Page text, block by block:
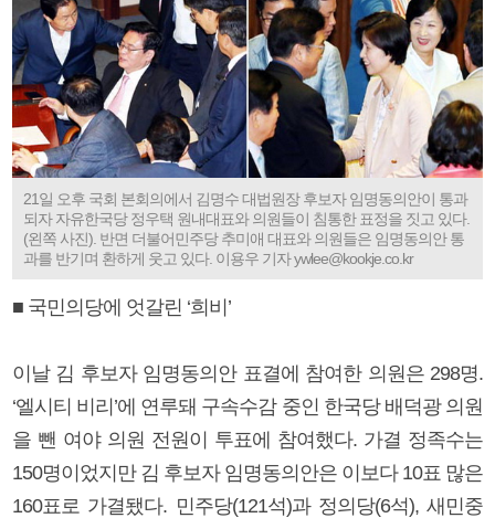
21일 오후 국회 본회의에서 김명수 대법원장 후보자 임명동의안이 통과
되자 자유한국당 정우택 원내대표와 의원들이 침통한 표정을 짓고 있다.
(왼쪽 사진). 반면 더불어민주당 추미애 대표와 의원들은 임명동의안 통
과를 반기며 환하게 웃고 있다. 이용우 기자 ywlee@kookje.co.kr
■ 국민의당에 엇갈린 ‘희비’
이날 김 후보자 임명동의안 표결에 참여한 의원은 298명.
‘엘시티 비리’에 연루돼 구속수감 중인 한국당 배덕광 의원
을 뺀 여야 의원 전원이 투표에 참여했다. 가결 정족수는
150명이었지만 김 후보자 임명동의안은 이보다 10표 많은
160표로 가결됐다. 민주당(121석)과 정의당(6석), 새민중